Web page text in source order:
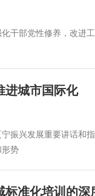
部党性修养，改进
进城市国际化
兴发展重要讲话和
形势
标准化培训的深